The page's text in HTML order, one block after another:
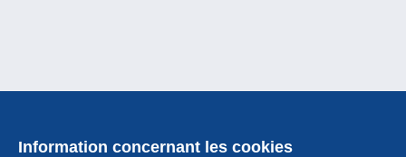
Information concernant les cookies